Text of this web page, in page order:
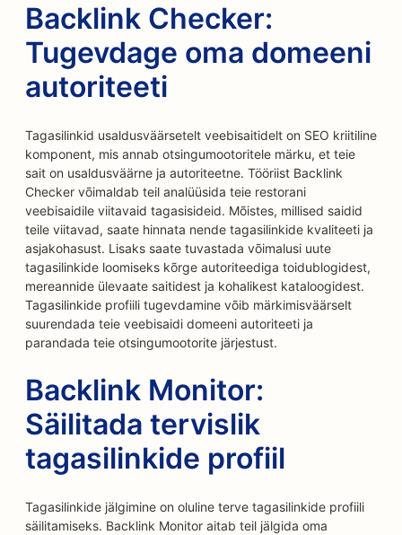
Backlink Checker:
Tugevdage oma domeeni
autoriteeti
Tagasilinkid usaldusväärsetelt veebisaitidelt on SEO kriitiline
komponent, mis annab otsingumootoritele märku, et teie
sait on usaldusväärne ja autoriteetne. Tööriist Backlink
Checker võimaldab teil analüüsida teie restorani
veebisaidile viitavaid tagasisideid. Mõistes, millised saidid
teile viitavad, saate hinnata nende tagasilinkide kvaliteeti ja
asjakohasust. Lisaks saate tuvastada võimalusi uute
tagasilinkide loomiseks kõrge autoriteediga toidublogidest,
mereannide ülevaate saitidest ja kohalikest kataloogidest.
Tagasilinkide profiili tugevdamine võib märkimisväärselt
suurendada teie veebisaidi domeeni autoriteeti ja
parandada teie otsingumootorite järjestust.
Backlink Monitor:
Säilitada tervislik
tagasilinkide profiil
Tagasilinkide jälgimine on oluline terve tagasilinkide profiili
säilitamiseks. Backlink Monitor aitab teil jälgida oma